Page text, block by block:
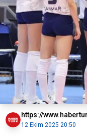
https://
12 Ekim 2025 20:50